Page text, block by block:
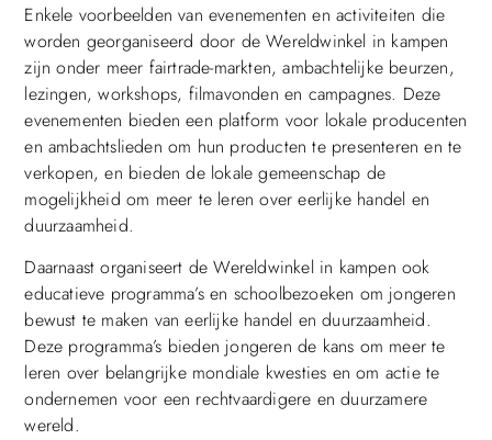
Enkele voorbeelden van evenementen en activiteiten die
worden georganiseerd door de Wereldwinkel in kampen
zijn onder meer fairtrade-markten, ambachtelijke beurzen,
lezingen, workshops, filmavonden en campagnes. Deze
evenementen bieden een platform voor lokale producenten
en ambachtslieden om hun producten te presenteren en te
verkopen, en bieden de lokale gemeenschap de
mogelijkheid om meer te leren over eerlijke handel en
duurzaamheid.
Daarnaast organiseert de Wereldwinkel in kampen ook
educatieve programma’s en schoolbezoeken om jongeren
bewust te maken van eerlijke handel en duurzaamheid.
Deze programma’s bieden jongeren de kans om meer te
leren over belangrijke mondiale kwesties en om actie te
ondernemen voor een rechtvaardigere en duurzamere
wereld.